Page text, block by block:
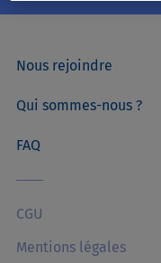
Nous rejoindre
Qui sommes-nous ?
FAQ
CGU
Mentions légales